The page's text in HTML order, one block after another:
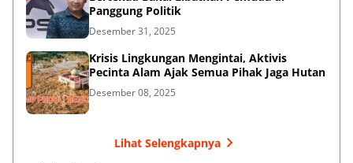
Panggung Politik
Desember 31, 2025
Krisis Lingkungan Mengintai, Aktivis
Pecinta Alam Ajak Semua Pihak Jaga Hutan
Desember 08, 2025
Lihat Selengkapnya